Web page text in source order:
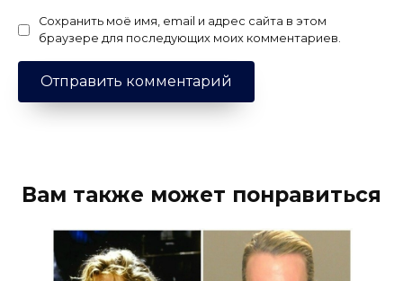
Сохранить моё имя, email и адрес сайта в этом
браузере для последующих моих комментариев.
Вам также может понравиться